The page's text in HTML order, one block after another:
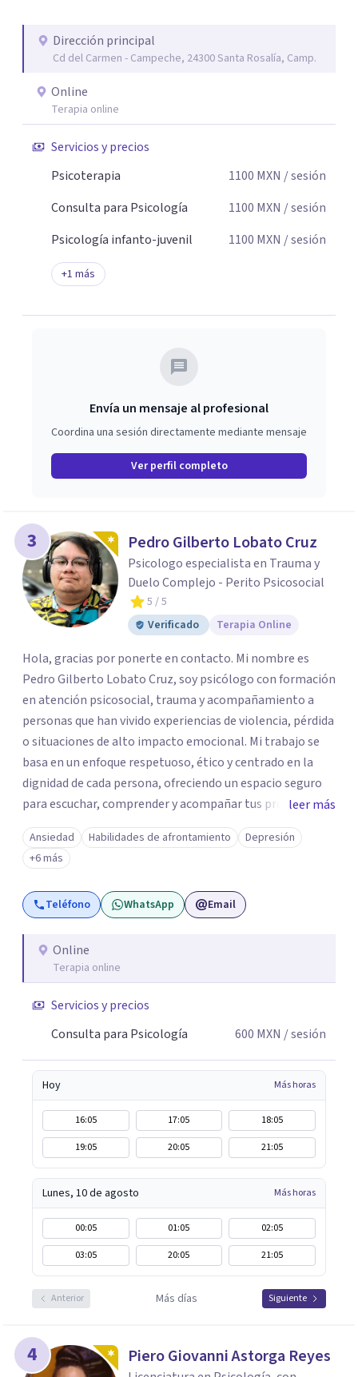
auténtica y comunicación clara y directa para darte
seguridad emocional y una dirección firme de tu proceso
de cambio.
Dirección principal
Cd del Carmen - Campeche, 24300 Santa Rosalía, Camp.
Online
Terapia online
Servicios y precios
Psicoterapia
1100 MXN / sesión
Consulta para Psicología
1100 MXN / sesión
Psicología infanto-juvenil
1100 MXN / sesión
+1 más
Envía un mensaje al profesional
Coordina una sesión directamente mediante mensaje
Ver perfil completo
3 Pedro Gilberto Lobato Cruz
Psicologo especialista en Trauma y
Duelo Complejo - Perito Psicosocial
5 / 5
Verificado
Terapia Online
Hola, gracias por ponerte en contacto. Mi nombre es
Pedro Gilberto Lobato Cruz, soy psicólogo con formación
en atención psicosocial, trauma y acompañamiento a
personas que han vivido experiencias de violencia, pérdida
o situaciones de alto impacto emocional. Mi trabajo se
basa en un enfoque respetuoso, ético y centrado en la
dignidad de cada persona, ofreciendo un espacio seguro
para escuchar, comprender y acompañar tus procesos
emocionales a tu propio ritmo. Creo firmemente en la
importancia de construir juntos herramientas que
fortalezcan el bienestar, la autonomía y el sentido de
vida. Será un gusto acompañarte en este proceso. Quedo
atento para resolver cualquier duda y acordar una cita. Un
leer más
Ansiedad Habilidades de afrontamiento
Depresión
+6 más
Teléfono WhatsApp Email
Online
Terapia online
Servicios y precios
Consulta para Psicología
600 MXN / sesión
Hoy Más horas
16:05 17:05
18:05
19:05
20:05 21:05
Lunes, 10 de agosto Más horas
00:05 01:05
02:05
03:05
20:05 21:05
Anterior Más días Siguiente
4 Piero Giovanni Astorga Reyes